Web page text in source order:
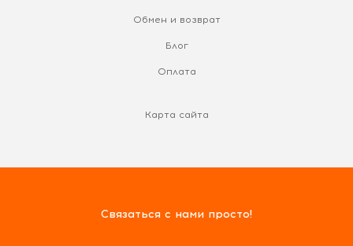
Обмен и возврат
Блог
Оплата
Карта сайта
Связаться с нами просто!